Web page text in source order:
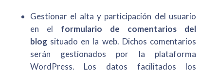
Gestionar el alta y participación del usuario
en el formulario de comentarios del
blog situado en la web. Dichos comentarios
serán gestionados por la plataforma
WordPress. Los datos facilitados los